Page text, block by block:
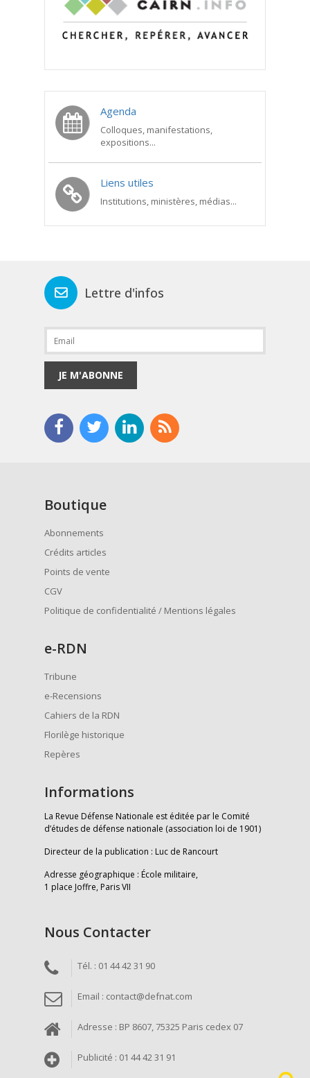
Agenda
Colloques, manifestations,
expositions...
Liens utiles
Institutions, ministères, médias...
Lettre d'infos
JE M'ABONNE
Boutique
Abonnements
Crédits articles
Points de vente
CGV
Politique de confidentialité / Mentions légales
e-RDN
Tribune
e-Recensions
Cahiers de la RDN
Florilège historique
Repères
Informations
La Revue Défense Nationale est éditée par le Comité
d’études de défense nationale (association loi de 1901)
Directeur de la publication : Luc de Rancourt
Adresse géographique : École militaire,
1 place Joffre, Paris VII
Nous Contacter
Tél. : 01 44 42 31 90
Email : contact@defnat.com
Adresse : BP 8607, 75325 Paris cedex 07
Publicité : 01 44 42 31 91